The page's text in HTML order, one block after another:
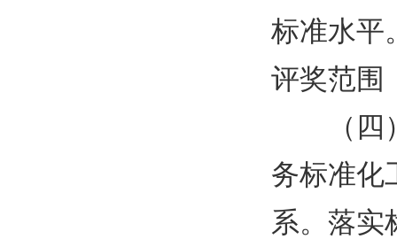
标准水平
评奖范围
（
务标准化
系。落实